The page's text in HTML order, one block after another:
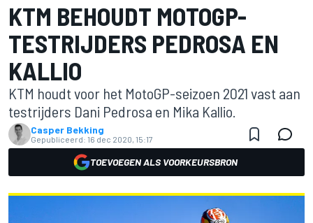
KTM BEHOUDT MOTOGP-
TESTRIJDERS PEDROSA EN
KALLIO
KTM houdt voor het MotoGP-seizoen 2021 vast aan
testrijders Dani Pedrosa en Mika Kallio.
Casper Bekking
Gepubliceerd: 16 dec 2020, 15:17
TOEVOEGEN ALS VOORKEURSBRON